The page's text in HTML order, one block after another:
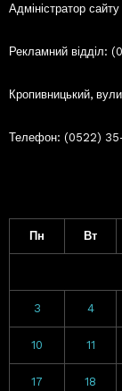
Адміністратор
Рекламний відділ:
Кропивницький,
Телефон: (0522)
Пн Вт
3 4
10 11
17 18